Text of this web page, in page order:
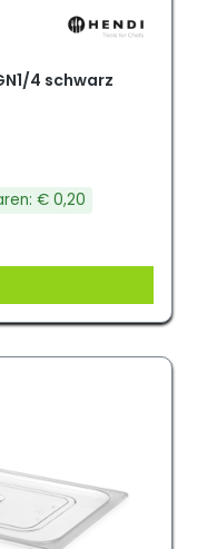
4 schwarz
€ 0,20